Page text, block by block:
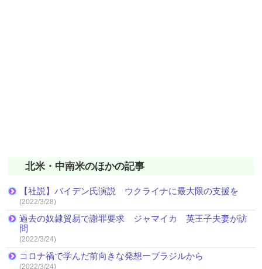
北米・中南米のほかの記事
【社説】バイデン氏演説 ウクライナに最大限の支援を
(2022/3/28)
過去の奴隷貿易で謝罪要求 ジャマイカ 英王子夫妻が訪
問
(2022/3/24)
コロナ禍で学んだ前向きな発想ーブラジルから
(2022/3/24)